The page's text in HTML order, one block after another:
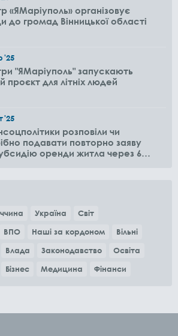
«ЯМаріуполь» організовує
до громад Вінницької області
'25
"ЯМаріуполь" запускають
проєкт для літніх людей
'25
розповіли чи
подавати повторно заяву
оренди житла через 6
Україна
Світ
ВПО Наші за кордоном
Вільні
Влада Законодавство
Освіта
Бізнес Медицина Фінанси